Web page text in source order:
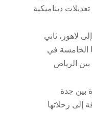
ديناميكية
لاهور، ثاني
الخامسة في
الرياض
بين جدة
إلى رحلاتها